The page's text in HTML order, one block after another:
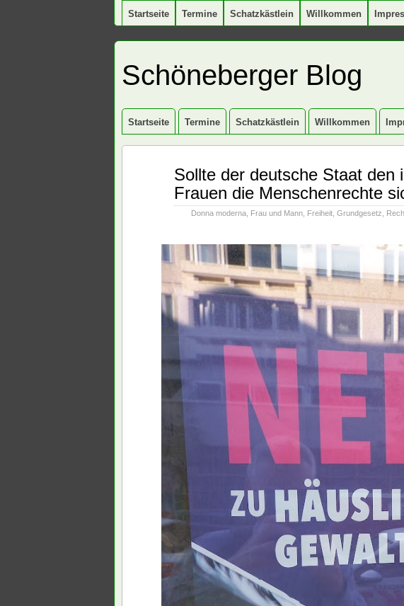
Startseite Termine Schatzkästlein Willkommen
Schöneberger Blog
Startseite Termine Schatzkästlein Willkommen
Sollte der deutsche Staat den
Frauen die Menschenrechte
Donna moderna Frau und Mann Freiheit Grundgesetz